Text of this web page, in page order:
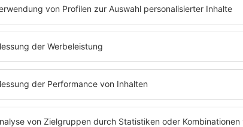
PODCAST#298 SANDY
MEYER-WÖLDEN
Sandy Meyer-Wölden bei Barbara
Schöneberger im Podcast über
Tarotkarten, die Patchworkfamilie und
Amerika.